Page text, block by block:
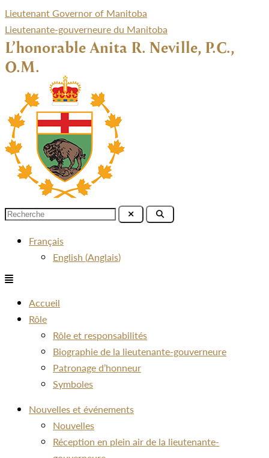
Lieutenant Governor of Manitoba
Lieutenante-gouverneure du Manitoba
L’honorable Anita R. Neville, P.C.,
O.M.
Menu
Français
English (Anglais)
Menu
Accueil
Rôle
Rôle et responsabilités
Biographie de la lieutenante-gouverneure
Patronage d’honneur
Symboles
Nouvelles et événements
Nouvelles
Réception en plein air de la lieutenante-